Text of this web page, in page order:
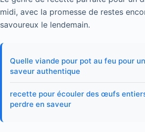
midi, avec la promesse de restes
savoureux le lendemain.
Quelle viande pour pot au feu pour
saveur authentique
recette pour écouler des œufs
perdre en saveur